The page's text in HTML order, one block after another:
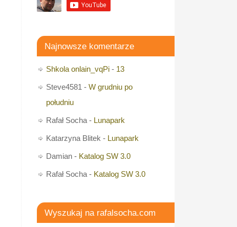
Najnowsze komentarze
Shkola onlain_vqPi - 13
Steve4581 - W grudniu po
południu
Rafał Socha - Lunapark
Katarzyna Blitek - Lunapark
Damian - Katalog SW 3.0
Rafał Socha - Katalog SW 3.0
Wyszukaj na rafalsocha.com